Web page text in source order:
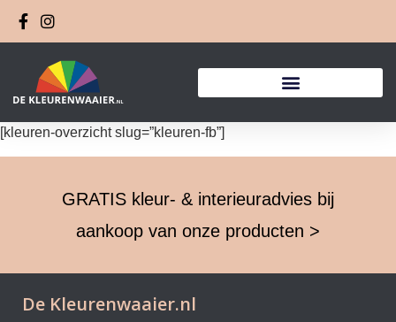
[kleuren-overzicht slug=”kleuren-fb”]
GRATIS kleur- & interieuradvies bij
aankoop van onze producten >
De Kleurenwaaier.nl